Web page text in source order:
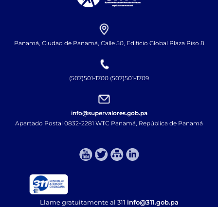
Panamá, Ciudad de Panamá, Calle 50, Edificio Global Plaza Piso 8
(507)501-1700 (507)501-1709
info@supervalores.gob.pa
Apartado Postal 0832-2281 WTC Panamá, República de Panamá​
Llame gratuitamente al 311 info@311.gob.pa